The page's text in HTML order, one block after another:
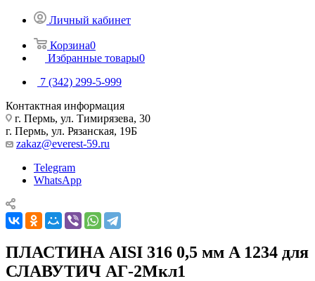
Личный кабинет
Корзина0
Избранные товары0
7 (342) 299-5-999
Контактная информация
г. Пермь, ул. Тимирязева, 30
г. Пермь, ул. Рязанская, 19Б
zakaz@everest-59.ru
Telegram
WhatsApp
ПЛАСТИНА AISI 316 0,5 мм A 1234 для
СЛАВУТИЧ АГ-2Мкл1